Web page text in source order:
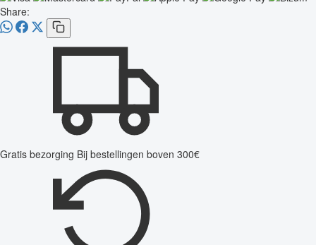
Share:
Gratis bezorging Bij bestellingen boven 300€